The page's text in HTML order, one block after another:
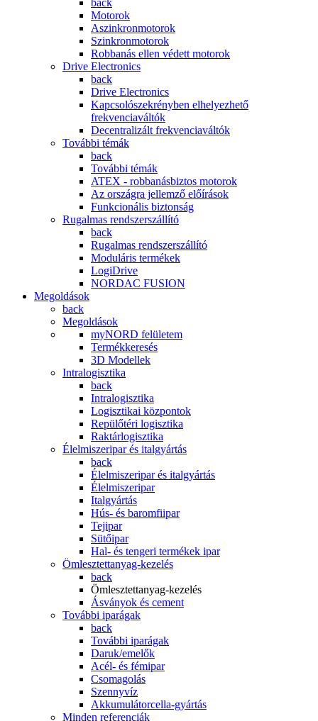
back
Motorok
Aszinkronmotorok
Szinkronmotorok
Robbanás ellen védett motorok
Drive Electronics
back
Drive Electronics
Kapcsolószekrényben elhelyezhető
frekvenciaváltók
Decentralizált frekvenciaváltók
További témák
back
További témák
ATEX - robbanásbiztos motorok
Az országra jellemző előírások
Funkcionális biztonság
Rugalmas rendszerszállító
back
Rugalmas rendszerszállító
Moduláris termékek
LogiDrive
NORDAC FUSION
Megoldások
back
Megoldások
myNORD felületem
Termékkeresés
3D Modellek
Intralogisztika
back
Intralogisztika
Logisztikai központok
Repülőtéri logisztika
Raktárlogisztika
Élelmiszeripar és italgyártás
back
Élelmiszeripar és italgyártás
Élelmiszeripar
Italgyártás
Hús- és baromfiipar
Tejipar
Sütőipar
Hal- és tengeri termékek ipar
Ömlesztettanyag-kezelés
back
Ömlesztettanyag-kezelés
Ásványok és cement
További iparágak
back
További iparágak
Daruk/emelők
Acél- és fémipar
Csomagolás
Szennyvíz
Akkumulátorcella-gyártás
Minden referenciák